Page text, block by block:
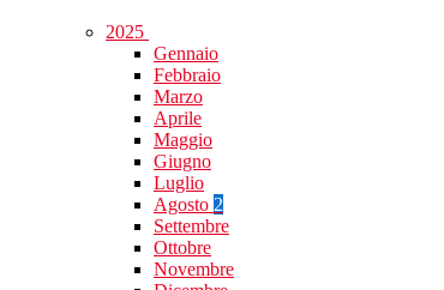
2025
Gennaio
Febbraio
Marzo
Aprile
Maggio
Giugno
Luglio
Agosto 2
Settembre
Ottobre
Novembre